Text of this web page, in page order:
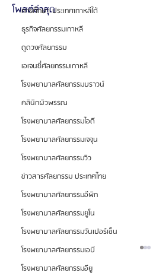
การศึกษา ประเทศเกาหลีใต้
ธุรกิจศัลยกรรมเกาหลี
ดูดวงศัลยกรรม
เอเจนซี่ศัลยกรรมเกาหลี
โรงพยาบาลศัลยกรรมบราวน์
คลินิกผิวพรรณ
โรงพยาบาลศัลยกรรมไอดี
โรงพยาบาลศัลยกรรมเจจุน
โรงพยาบาลศัลยกรรมวิว
ข่าวสารศัลยกรรม ประเทศไทย
โรงพยาบาลศัลยกรรมอีพิก
โรงพยาบาลศัลยกรรมยูโน
โรงพยาบาลศัลยกรรมวันเปอร์เซ็น
โรงพยาบาลศัลยกรรมเอบี
โรงพยาบาลศัลยกรรมอียู
โพสต์ล่าสุด